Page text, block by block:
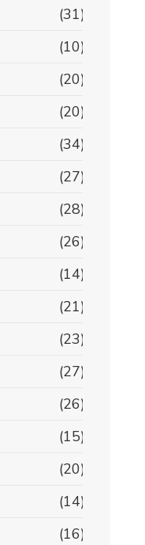
(31)
(10)
(20)
(20)
(34)
(27)
(28)
(26)
(14)
(21)
(23)
(27)
(26)
(15)
(20)
(14)
(16)